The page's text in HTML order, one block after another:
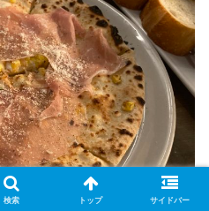
検索 トップ サイドバー